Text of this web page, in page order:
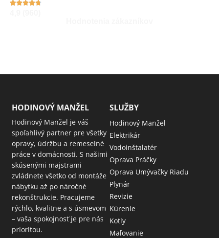
HODINOVÝ MANŽEL
Hodinový Manžel je váš
spoľahlivý partner pre všetky
opravy, údržbu a remeselné
práce v domácnosti. S našimi
skúsenými majstrami
zvládnete všetko od montáže
nábytku až po náročné
rekonštrukcie. Pracujeme
rýchlo, kvalitne a s úsmevom
– vaša spokojnosť je pre nás
prioritou.
SLUŽBY
Hodinový Manžel
Elektrikár
Vodoinštalatér
Oprava Práčky
Oprava Umývačky Riadu
Plynár
Revizie
Kúrenie
Kotly
Maľovanie